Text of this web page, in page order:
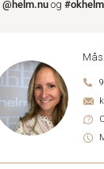
@helm.nu og #okhelm